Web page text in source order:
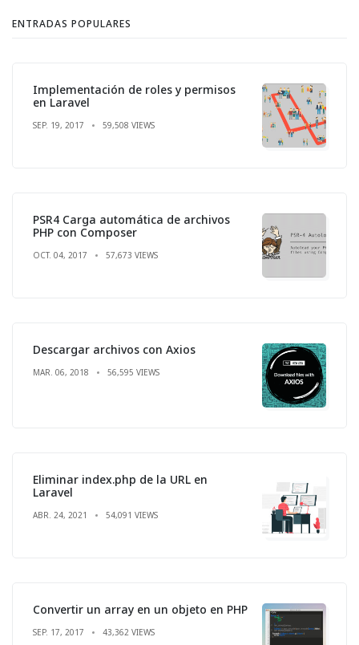
ENTRADAS POPULARES
Implementación de roles y permisos
en Laravel
SEP. 19, 2017 59,508 VIEWS
PSR4 Carga automática de archivos
PHP con Composer
OCT. 04, 2017 57,673 VIEWS
Descargar archivos con Axios
MAR. 06, 2018 56,595 VIEWS
Eliminar index.php de la URL en
Laravel
ABR. 24, 2021 54,091 VIEWS
Convertir un array en un objeto en PHP
SEP. 17, 2017 43,362 VIEWS